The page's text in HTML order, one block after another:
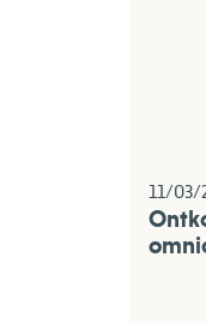
11/03/